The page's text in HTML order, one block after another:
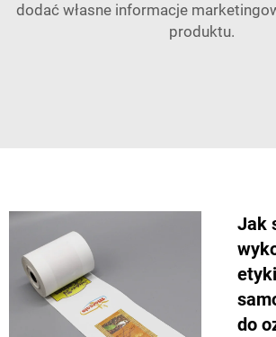
dodać własne informacje
produktu.
Jak
do